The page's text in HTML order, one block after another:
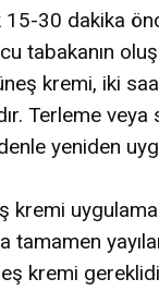
15-30 dakika
tabakanın
kremi, iki
Terleme veya
yeniden
kremi
tamamen
kremi